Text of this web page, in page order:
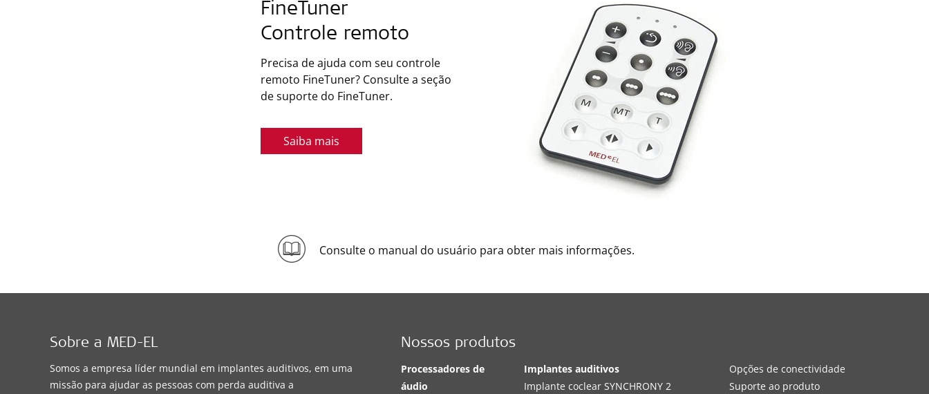
FineTuner
Controle remoto
Precisa de ajuda com seu controle
remoto FineTuner? Consulte a seção
de suporte do FineTuner.
Saiba mais
Consulte o manual do usuário para obter mais informações.
Sobre a MED-EL
Somos a empresa líder mundial em implantes auditivos, em uma
missão para ajudar as pessoas com perda auditiva a
Nossos produtos
Processadores de
áudio
Implantes auditivos
Implante coclear SYNCHRONY 2
Opções de conectividade
Suporte ao produto